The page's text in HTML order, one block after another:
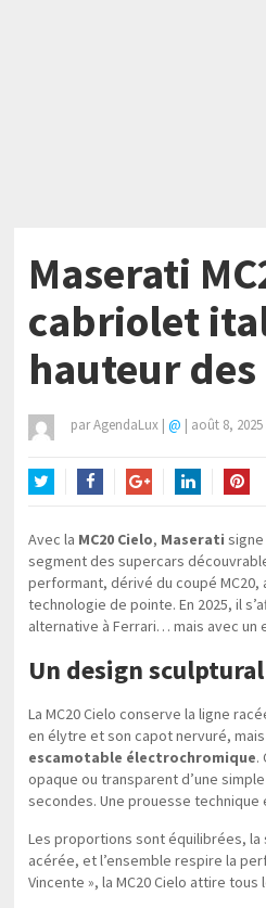
Maserati
cabriolet
hauteur des
parAgendaLux | @ | août 8, 2025
Avec la MC20 Cielo, Maserati
segment des supercars
performant, dérivé du coupé
technologie de pointe. En 2025, il
alternative à Ferrari… mais avec un
Un design
La MC20 Cielo conserve la ligne
en élytre et son capot nervuré,
escamotable électrochromique.
opaque ou transparent d’une
secondes. Une prouesse technique
Les proportions sont équilibrées, la
acérée, et l’ensemble respire la
Vincente », la MC20 Cielo attire tous